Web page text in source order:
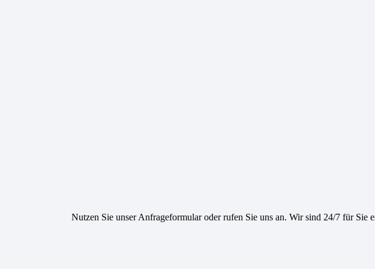
Nutzen Sie unser Anfrageformular oder rufen Sie uns an. Wir sind 24/7 für Sie